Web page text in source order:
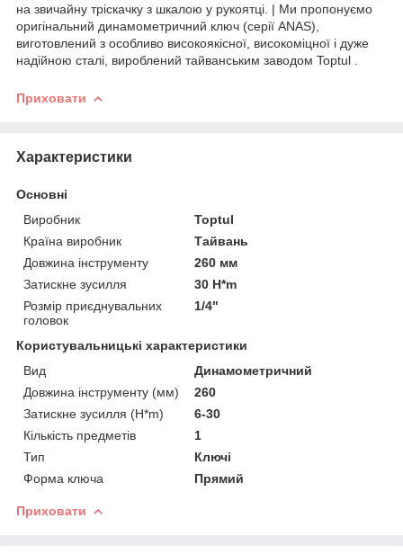
на звичайну тріскачку з шкалою у рукоятці. | Ми пропонуємо
оригінальний динамометричний ключ (серії ANAS),
виготовлений з особливо високоякісної, високоміцної і дуже
надійною сталі, вироблений тайванським заводом Toptul .
Приховати
Характеристики
Основні
Виробник
Toptul
Країна виробник
Тайвань
Довжина інструменту
260 мм
Затискне зусилля
30 H*m
Розмір приєднувальних
головок
1/4"
Користувальницькі характеристики
Вид
Динамометричний
Довжина інструменту (мм)
260
Затискне зусилля (H*m)
6-30
Кількість предметів
1
Тип
Ключі
Форма ключа
Прямий
Приховати